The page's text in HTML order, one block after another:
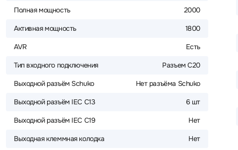
Полная мощность 2000
Активная мощность 1800
AVR Есть
Тип входного подключения Разъем С20
Выходной разъём Schuko Нет разъёма Schuko
Выходной разъём IEC C13 6 шт
Выходной разъём IEC C19 Нет
Выходная клеммная колодка Нет